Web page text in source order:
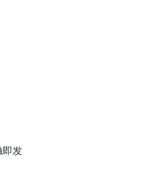
即发